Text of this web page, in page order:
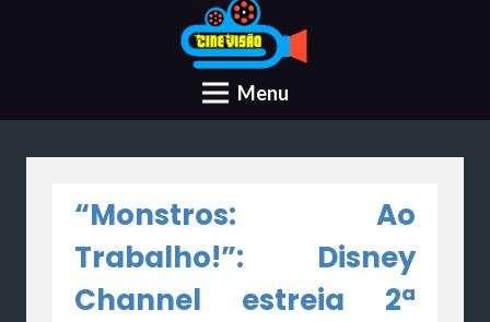
Menu
“Monstros: Ao
Trabalho!”: Disney
Channel estreia 2ª